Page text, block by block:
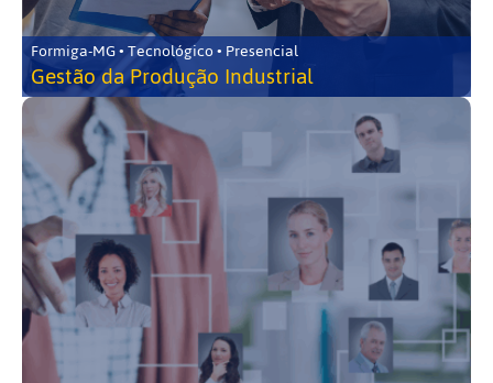
Formiga-MG • Tecnológico • Presencial
Gestão da Produção Industrial